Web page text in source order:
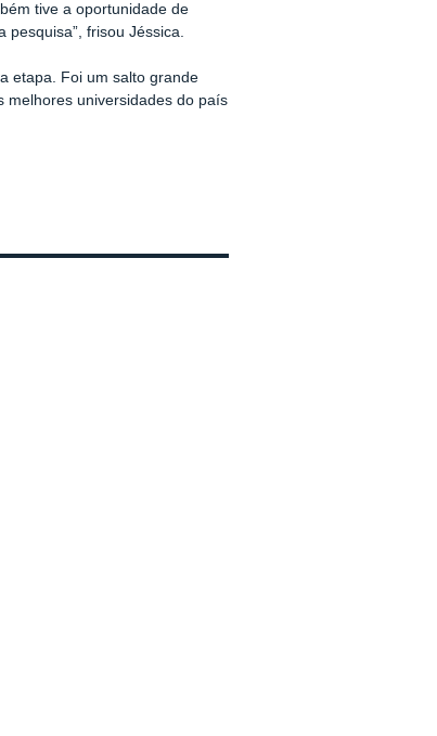
tive a oportunidade de
pesquisa”, frisou Jéssica.
etapa. Foi um salto grande
melhores universidades do país